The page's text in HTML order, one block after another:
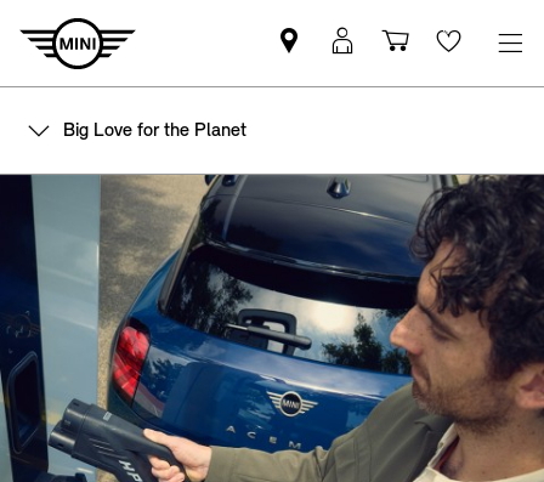
Vind
een
MyMini
login
Wishlist
Big Love for the Planet